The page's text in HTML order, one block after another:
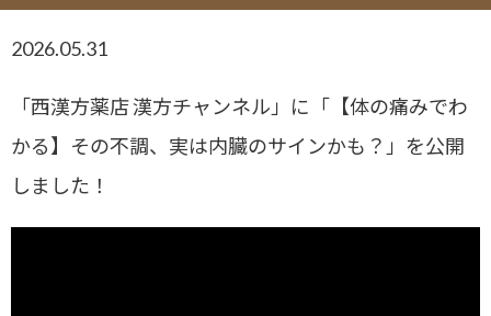
2026.05.31
「西漢方薬店 漢方チャンネル」に「【体の痛みでわ
かる】その不調、実は内臓のサインかも？」を公開
しました！